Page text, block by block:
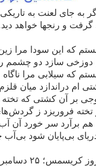
به جای لعنت به
گرفت و رنجها خواهد
که این سودا مرا
دوزخی سازد دو چشمم
که سیلابی مرا ناگاه
ام دراندازد میان
بر آن کشتی که تخته
فروریزد ز
هم برآرد سر خورد آن آب
بی‌پایان شود
۲۵ دسامبر ۲۰۱۵